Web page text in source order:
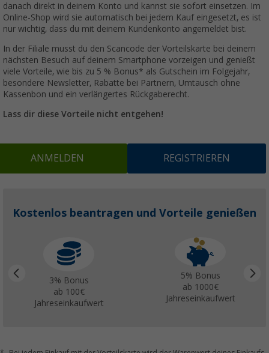
danach direkt in deinem Konto und kannst sie sofort einsetzen. Im
Online-Shop wird sie automatisch bei jedem Kauf eingesetzt, es ist
nur wichtig, dass du mit deinem Kundenkonto angemeldet bist.
In der Filiale musst du den Scancode der Vorteilskarte bei deinem
nächsten Besuch auf deinem Smartphone vorzeigen und genießt
viele Vorteile, wie bis zu 5 % Bonus* als Gutschein im Folgejahr,
besondere Newsletter, Rabatte bei Partnern, Umtausch ohne
Kassenbon und ein verlängertes Rückgaberecht.
Lass dir diese Vorteile nicht entgehen!
ANMELDEN REGISTRIEREN
Kostenlos beantragen und Vorteile genießen
3% Bonus
ab 100€
Jahreseinkaufwert
5% Bonus
ab 1000€
Jahreseinkaufwert